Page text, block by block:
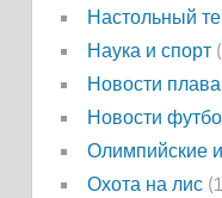
Настольный
Наука и спорт
Новости
Новости
Олимпийские
Охота на лис